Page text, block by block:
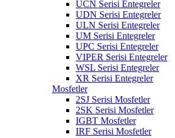
UCN Serisi Entegreler
UDN Serisi Entegreler
ULN Serisi Entegreler
UM Serisi Entegreler
UPC Serisi Entegreler
VIPER Serisi Entegreler
WSL Serisi Entegreler
XR Serisi Entegreler
Mosfetler
2SJ Serisi Mosfetler
2SK Serisi Mosfetler
IGBT Mosfetler
IRF Serisi Mosfetler